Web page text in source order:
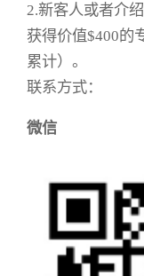
2.新客人或者介
获得价值$400的
累计）。
联系方式：
微信